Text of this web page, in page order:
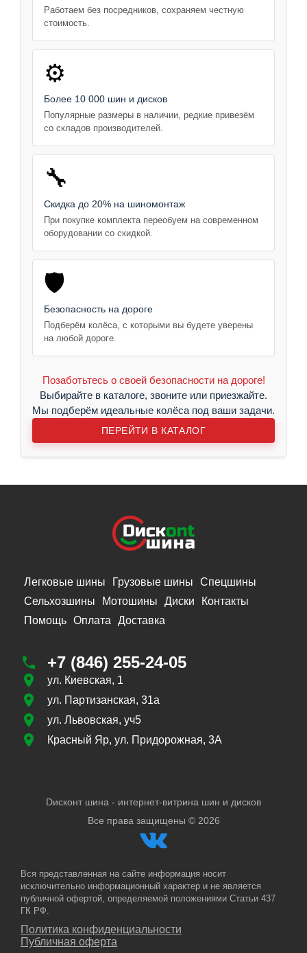
Работаем без посредников, сохраняем честную
стоимость.
⚙️
Более 10 000 шин и дисков
Популярные размеры в наличии, редкие привезём
со складов производителей.
🔧
Скидка до 20% на шиномонтаж
При покупке комплекта переобуем на современном
оборудовании со скидкой.
🛡️
Безопасность на дороге
Подберём колёса, с которыми вы будете уверены
на любой дороге.
Позаботьтесь о своей безопасности на дороге!
Выбирайте в каталоге, звоните или приезжайте.
Мы подберём идеальные колёса под ваши задачи.
ПЕРЕЙТИ В КАТАЛОГ
Легковые шины Грузовые шины
Спецшины
Сельхозшины
Мотошины Диски
Контакты
Помощь Оплата Доставка
+7 (846) 255-24-05
ул. Киевская, 1
ул. Партизанская, 31а
ул. Львовская, уч5
Красный Яр, ул. Придорожная, 3А
Dисконт шина - интернет-витрина шин и дисков
Все права защищены © 2026
Вся представленная на сайте информация носит
исключительно информационный характер и не является
публичной офертой, определяемой положениями Статьи 437
ГК РФ.
Политика конфиденциальности
Публичная оферта